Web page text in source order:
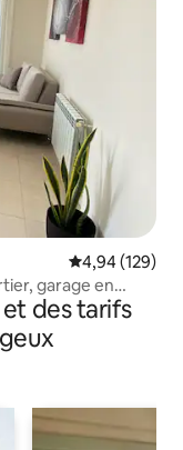
Évaluation
4,94 (129)
garage en
des tarifs